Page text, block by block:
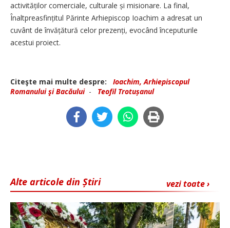
activităților comerciale, culturale și misionare. La final,
Înaltpreasfințitul Părinte Arhiepiscop Ioachim a adresat un
cuvânt de învățătură celor prezenți, evocând începuturile
acestui proiect.
Citeşte mai multe despre:
Ioachim, Arhiepiscopul
Romanului şi Bacăului- Teofil Trotușanul
vezi toate ›
Alte articole din Știri